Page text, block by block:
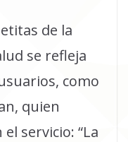
de la
se refleja
como
quien
servicio: “La